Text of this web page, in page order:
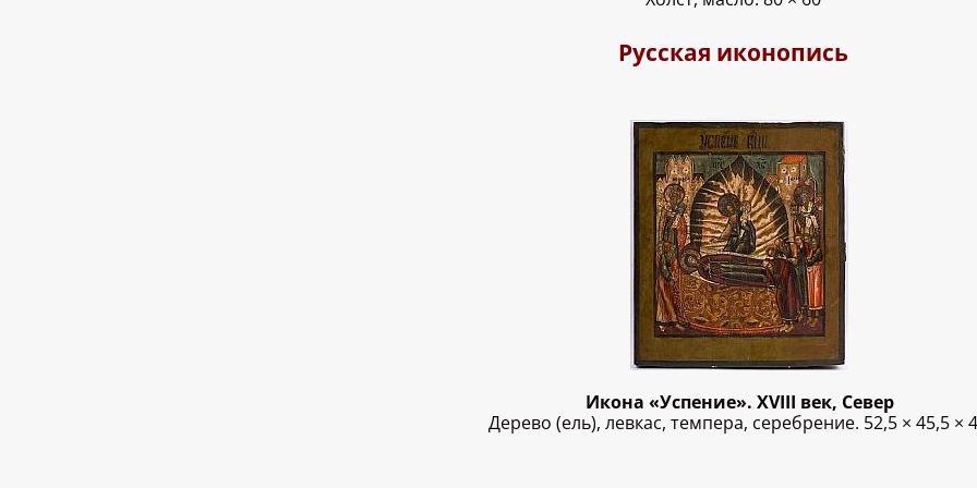
Русская иконопись
Икона «Успение». XVIII век, Север
Дерево (ель), левкас, темпера, серебрение. 52,5 × 45,5 × 4